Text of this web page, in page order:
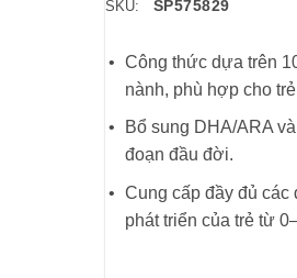
SKU: SP575829
Công thức dựa trên
nành, phù hợp cho
Bổ sung DHA/ARA
đoạn đầu đời.
Cung cấp đầy đủ
phát triển của trẻ từ